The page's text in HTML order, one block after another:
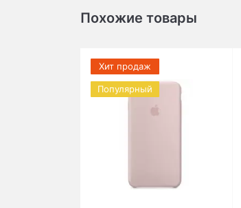
Похожие товары
Хит продаж
Популярный